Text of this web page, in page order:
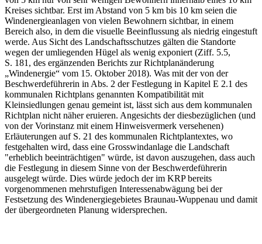
Kreises sichtbar. Erst im Abstand von 5 km bis 10 km seien die
Windenergieanlagen von vielen Bewohnern sichtbar, in einem
Bereich also, in dem die visuelle Beeinflussung als niedrig eingestuft
werde. Aus Sicht des Landschaftsschutzes gälten die Standorte
wegen der umliegenden Hügel als wenig exponiert (Ziff. 5.5,
S. 181, des ergänzenden Berichts zur Richtplanänderung
„Windenergie“ vom 15. Oktober 2018). Was mit der von der
Beschwerdeführerin in Abs. 2 der Festlegung in Kapitel E 2.1 des
kommunalen Richtplans genannten Kompatibilität mit
Kleinsiedlungen genau gemeint ist, lässt sich aus dem kommunalen
Richtplan nicht näher eruieren. Angesichts der diesbezüglichen (und
von der Vorinstanz mit einem Hinweisvermerk versehenen)
Erläuterungen auf S. 21 des kommunalen Richtplantextes, wo
festgehalten wird, dass eine Grosswindanlage die Landschaft
"erheblich beeinträchtigen" würde, ist davon auszugehen, dass auch
die Festlegung in diesem Sinne von der Beschwerdeführerin
ausgelegt würde. Dies würde jedoch der im KRP bereits
vorgenommenen mehrstufigen Interessenabwägung bei der
Festsetzung des Windenergiegebietes Braunau-Wuppenau und damit
der übergeordneten Planung widersprechen.